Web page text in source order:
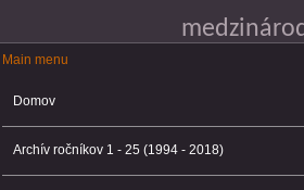
Main menu
Main menu
Domov
Archív ročníkov 1 - 25 (1994 - 2018)